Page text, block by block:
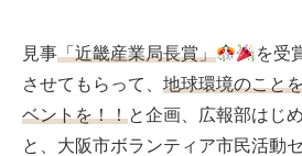
見事「近畿産業局長賞」
を受
させてもらって、 地球環境のこと
ベントを！！と企画、広報部はじ
と、大阪市ボランティア市民活動